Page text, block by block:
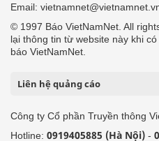
Email:
© 1997 Báo VietNamNet. All
lại thông tin từ website này khi
báo VietNamNet.
Liên hệ quảng cáo
Công ty Cổ phần Truyền thông
Hotline: 0919405885 (Hà Nội) -